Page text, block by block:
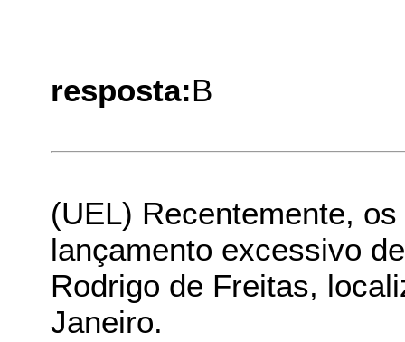
resposta:B
(UEL) Recentemente,
lançamento excessivo
Rodrigo de Freitas,
Janeiro.